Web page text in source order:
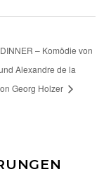
– Komödie von
Alexandre de la
Georg Holzer